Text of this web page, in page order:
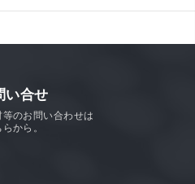
い合せ
のお問い合わせは
から。